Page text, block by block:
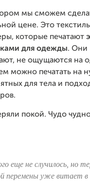
мы сможем
цене. Это
которые печатают
для одежды. Они
не ощущаются на
можно печатать на
для тела и
покой. Чудо
еще не случилось, но
перемены уже витает в